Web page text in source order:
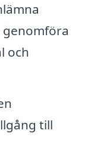
och
till